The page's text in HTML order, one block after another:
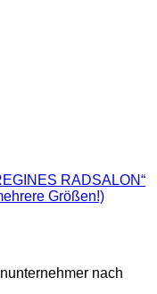
RADSALON“
Größen!)
nach